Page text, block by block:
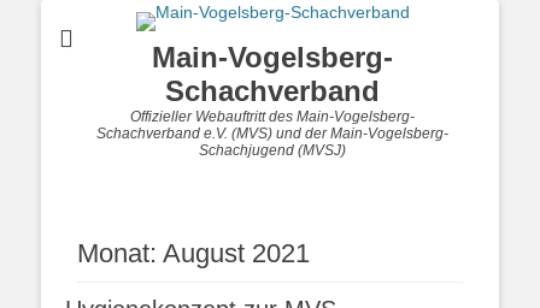
Main-Vogelsberg-
Schachverband
Offizieller Webauftritt des Main-Vogelsberg-
Schachverband e.V. (MVS) und der Main-Vogelsberg-
Schachjugend (MVSJ)
Monat: August 2021